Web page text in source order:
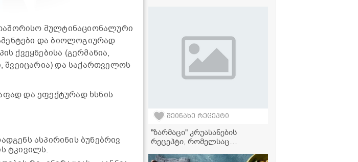
მულტინაციონალური
და ბიოლოგიურად
ქვეყნებისა (გერმანია,
შვეიცარია) და საქართველოს
და ეფექტურად ხსნის
ასპირინის ბუნებრივ
ტკივილს.
შეინახე რეცეპტი
"ზარმაცი" კრუასანების
რეცეპტი, რომელსაც
სჭირდება!